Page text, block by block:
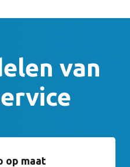
van
op maat